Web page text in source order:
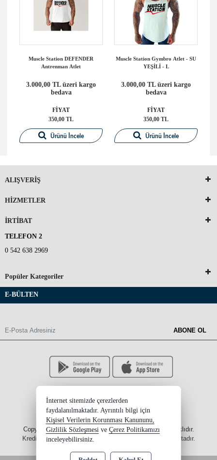
Muscle Station DEFENDER
Antrenman Atlet
3.000,00 TL üzeri kargo
bedava
FİYAT
350,00 TL
Ürünü İncele
Muscle Station Gymbro Atlet - SU
YEŞİLİ - L
3.000,00 TL üzeri kargo
bedava
FİYAT
350,00 TL
Ürünü İncele
ALIŞVERİŞ
HİZMETLER
İRTİBAT
TELEFON 2
0 542 638 2969
Popüler Kategoriler
E-BÜLTEN
ABONE OL
Copyright 2026 ersinksupplement.com - Tüm hakları saklıdır.
Kredi kartı bilgileriniz 256bit SSL sertifikası ile korunmaktadır.
İnternet sitemizde çerezlerden
faydalanılmaktadır. Ayrıntılı bilgi için
Kişisel Verilerin Korunması Kanununu,
Gizlilik Sözleşmesi ve Çerez Politikamızı
inceleyebilirsiniz.